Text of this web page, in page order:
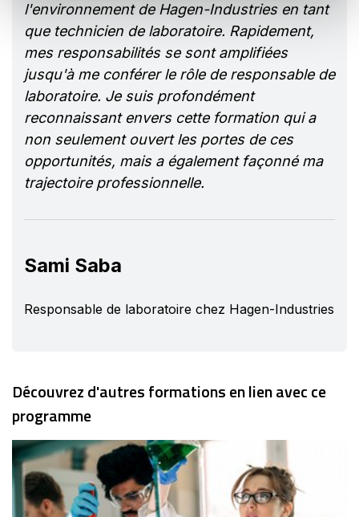
l'environnement de Hagen-Industries en tant
que technicien de laboratoire. Rapidement,
mes responsabilités se sont amplifiées
jusqu'à me conférer le rôle de responsable de
laboratoire. Je suis profondément
reconnaissant envers cette formation qui a
non seulement ouvert les portes de ces
opportunités, mais a également façonné ma
trajectoire professionnelle.
Sami Saba
Responsable de laboratoire chez Hagen-Industries
Découvrez d'autres formations en lien avec ce
programme